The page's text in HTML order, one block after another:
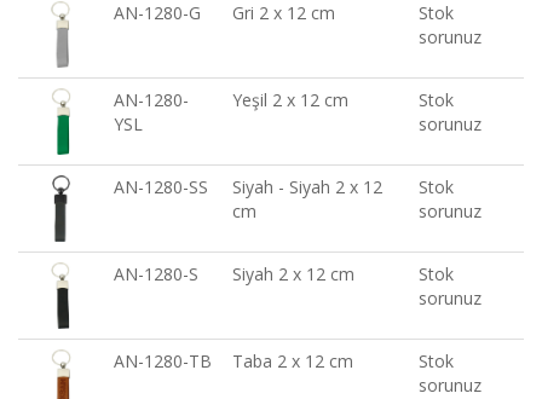
AN-1280-G Gri 2 x 12 cm
Stok
sorunuz
AN-1280-
YSL
Yeşil 2 x 12 cm
Stok
sorunuz
AN-1280-SS
Siyah - Siyah 2 x 12
cm
Stok
sorunuz
AN-1280-S Siyah 2 x 12 cm
Stok
sorunuz
AN-1280-TB Taba 2 x 12 cm
Stok
sorunuz